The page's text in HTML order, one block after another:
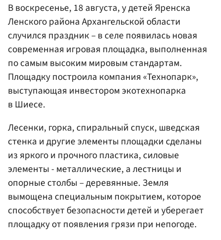
В воскресенье, 18 августа, у детей Яренска
Ленского района Архангельской области
случился праздник – в селе появилась новая
современная игровая площадка, выполненная
по самым высоким мировым стандартам.
Площадку построила компания «Технопарк»,
выступающая инвестором экотехнопарка
в Шиесе.
Лесенки, горка, спиральный спуск, шведская
стенка и другие элементы площадки сделаны
из яркого и прочного пластика, силовые
элементы - металлические, а лестницы и
опорные столбы – деревянные. Земля
вымощена специальным покрытием, которое
способствует безопасности детей и уберегает
площадку от появления грязи при непогоде.